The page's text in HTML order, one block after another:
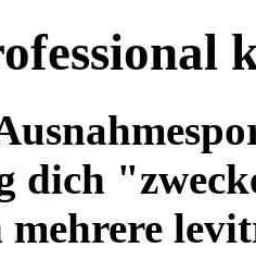
dich